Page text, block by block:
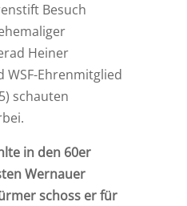
Besuch
Heiner
WSF-Ehrenmitglied
schauten
in den 60er
Wernauer
schoss er für